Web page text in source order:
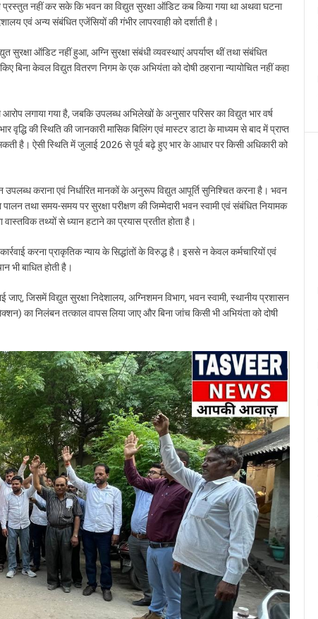
प्रस्तुत नहीं कर सके कि भवन का विद्युत सुरक्षा ऑडिट कब किया गया था अथवा घटना
एवं अन्य संबंधित एजेंसियों की गंभीर लापरवाही को दर्शाती है।
सुरक्षा ऑडिट नहीं हुआ, अग्नि सुरक्षा संबंधी व्यवस्थाएं अपर्याप्त थीं तथा संबंधित
किए बिना केवल विद्युत वितरण निगम के एक अभियंता को दोषी ठहराना न्यायोचित नहीं कहा
लगाया गया है, जबकि उपलब्ध अभिलेखों के अनुसार परिसर का विद्युत भार वर्ष
की स्थिति की जानकारी मासिक बिलिंग एवं मास्टर डाटा के माध्यम से बाद में प्राप्त
है। ऐसी स्थिति में जुलाई 2026 से पूर्व बढ़े हुए भार के आधार पर किसी अधिकारी को
उपलब्ध कराना एवं निर्धारित मानकों के अनुरूप विद्युत आपूर्ति सुनिश्चित करना है। भवन
तथा समय-समय पर सुरक्षा परीक्षण की जिम्मेदारी भवन स्वामी एवं संबंधित नियामक
वास्तविक तथ्यों से ध्यान हटाने का प्रयास प्रतीत होता है।
करना प्राकृतिक न्याय के सिद्धांतों के विरुद्ध है। इससे न केवल कर्मचारियों एवं
भी बाधित होती है।
जिसमें विद्युत सुरक्षा निदेशालय, अग्निशमन विभाग, भवन स्वामी, स्थानीय प्रशासन
का निलंबन तत्काल वापस लिया जाए और बिना जांच किसी भी अभियंता को दोषी